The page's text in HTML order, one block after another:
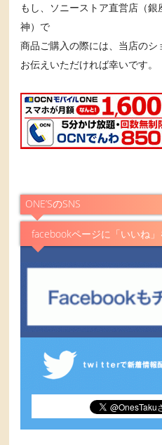
もし、ソニーストア直営店（
神）で
商品ご購入の際には、当店の
お伝えいただければ幸いです。
ONE’SのSNS
facebookページに「いいね